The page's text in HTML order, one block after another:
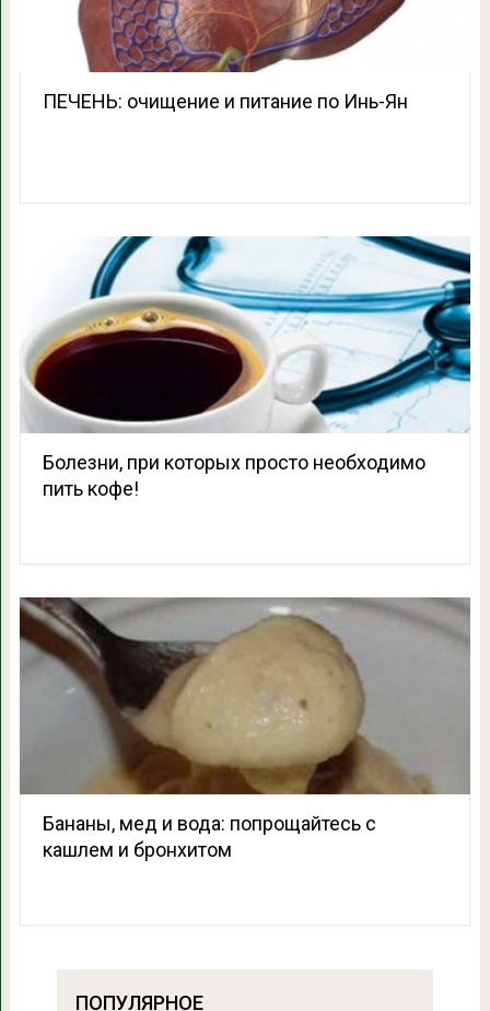
ПЕЧЕНЬ: очищение и питание по Инь-Ян
Болезни, при которых просто необходимо
пить кофе!
Бананы, мед и вода: попрощайтесь с
кашлем и бронхитом
ПОПУЛЯРНОЕ